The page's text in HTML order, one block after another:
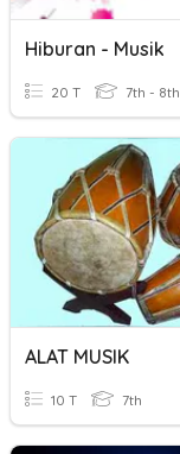
Hiburan - Musik
20 T 7th - 8th
ALAT MUSIK
10 T 7th